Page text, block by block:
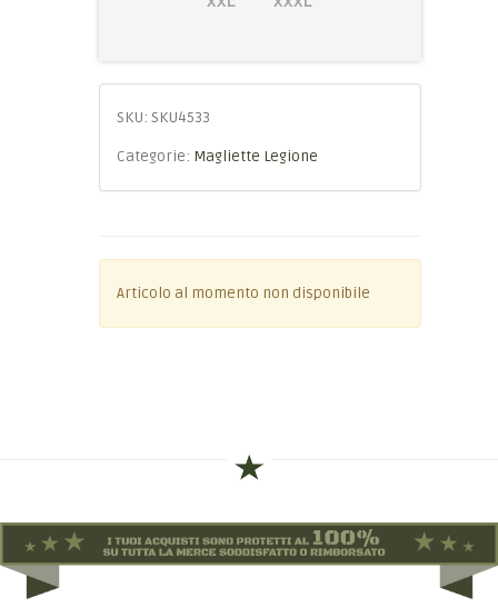
SKU: SKU4533
Categorie: Magliette Legione
Articolo al momento non disponibile